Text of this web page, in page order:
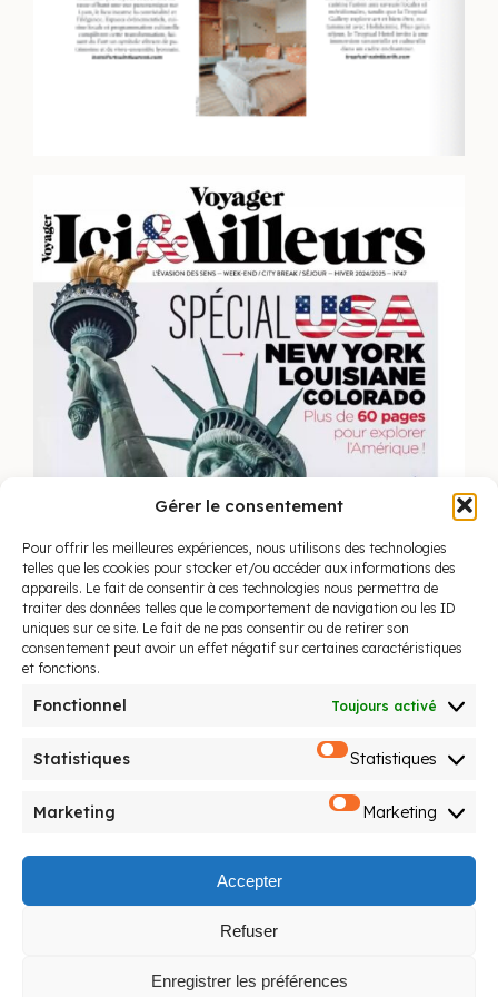
Gérer le consentement
Pour offrir les meilleures expériences, nous utilisons des technologies
telles que les cookies pour stocker et/ou accéder aux informations des
appareils. Le fait de consentir à ces technologies nous permettra de
traiter des données telles que le comportement de navigation ou les ID
uniques sur ce site. Le fait de ne pas consentir ou de retirer son
consentement peut avoir un effet négatif sur certaines caractéristiques
et fonctions.
Fonctionnel Toujours activé
Statistiques Statistiques
Marketing Marketing
Accepter
Refuser
Enregistrer les préférences
Nous suivre
Agence Milpied
12, Allée du Moura 64600 Anglet